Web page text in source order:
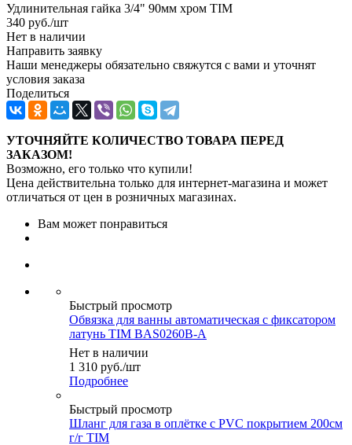
Удлинительная гайка 3/4" 90мм хром TIM
340 руб./шт
Нет в наличии
Направить заявку
Наши менеджеры обязательно свяжутся с вами и уточнят
условия заказа
Поделиться
УТОЧНЯЙТЕ КОЛИЧЕСТВО ТОВАРА ПЕРЕД
ЗАКАЗОМ!
Возможно, его только что купили!
Цена действительна только для интернет-магазина и может
отличаться от цен в розничных магазинах.
Вам может понравиться
Быстрый просмотр
Обвязка для ванны автоматическая с фиксатором
латунь TIM BAS0260B-A
Нет в наличии
1 310 руб./шт
Подробнее
Быстрый просмотр
Шланг для газа в оплётке с PVC покрытием 200см
г/г TIM